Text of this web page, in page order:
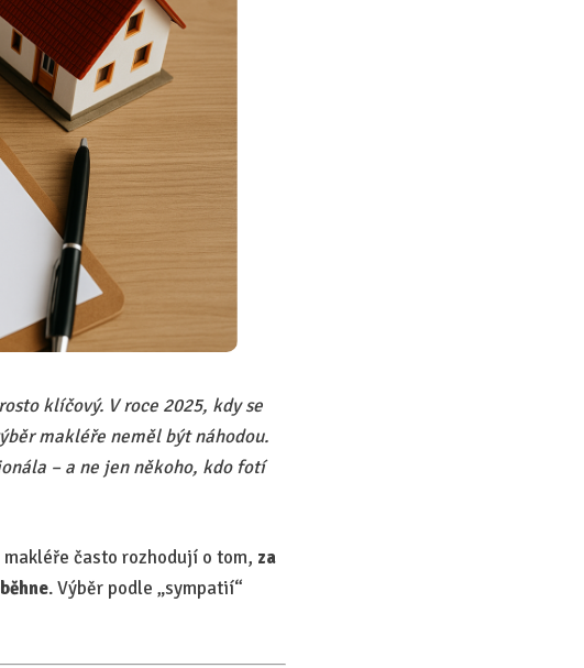
klíčový. V roce 2025, kdy se
makléře neměl být náhodou.
– a ne jen někoho, kdo fotí
často rozhodují o tom, za
. Výběr podle „sympatií“